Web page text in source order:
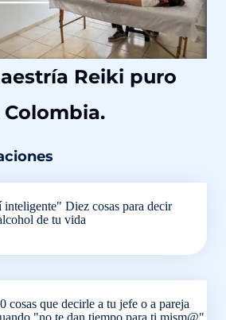
Reiki puro
Diez cosas para decir
de tu vida
cosas que decirle a tu jefe o a pareja
"no te dan tiempo para ti mism@"